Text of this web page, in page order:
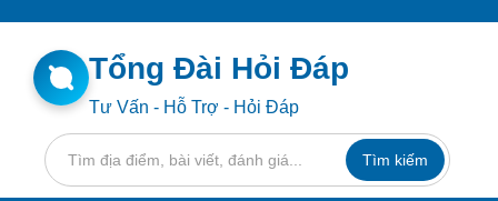
Tổng Đài Hỏi Đáp
Tư Vấn - Hỗ Trợ - Hỏi Đáp